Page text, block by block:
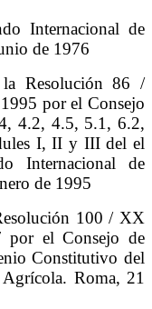
Internacional de
de 1976
la Resolución 86 /
por el Consejo
4.2, 4.5, 5.1, 6.2,
I, II y III del el
Internacional de
de 1995
100 / XX
por el Consejo de
Constitutivo del
Roma, 21